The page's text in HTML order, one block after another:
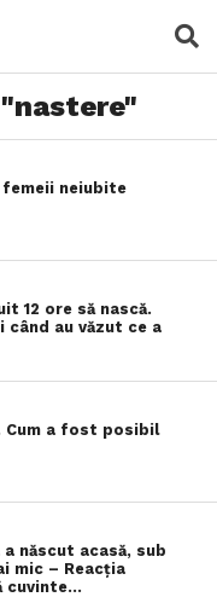
neiubite
12 ore să nască.
când au văzut ce a
Cum a fost posibil
a născut acasă, sub
mic – Reacția
cuvinte…